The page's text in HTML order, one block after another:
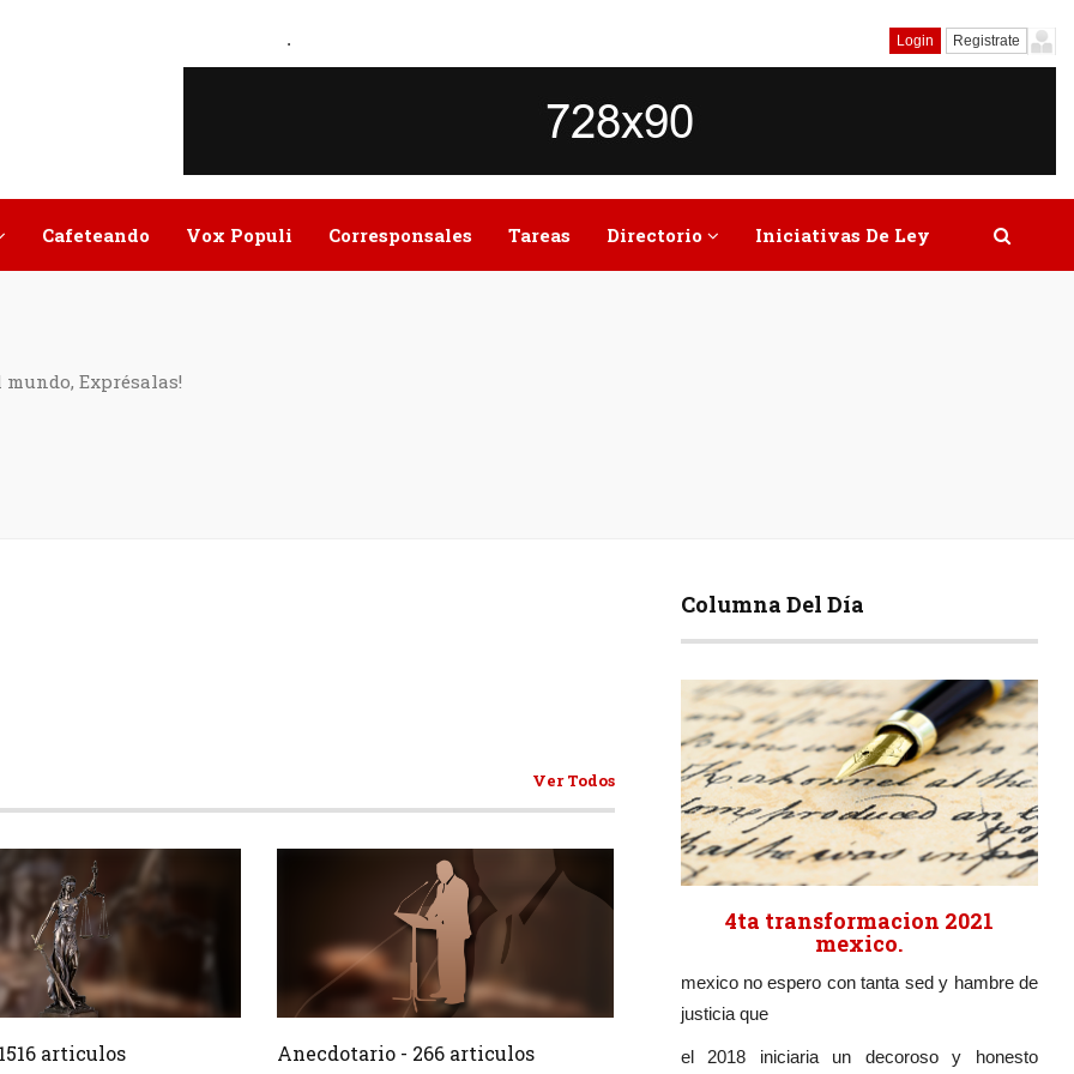
. Login Registrate
Cafeteando Vox Populi Corresponsales Tareas Directorio Iniciativas De Ley
Exprésalas!
Ver Todos
1516 Articulos
articulos
Crear 266 Articulos
Anecdotario - 266 articulos
Columna Del Día
4ta transformacion 2021
mexico.
mexico no espero con tanta sed y hambre de
justicia que
el 2018 iniciaria un decoroso y honesto